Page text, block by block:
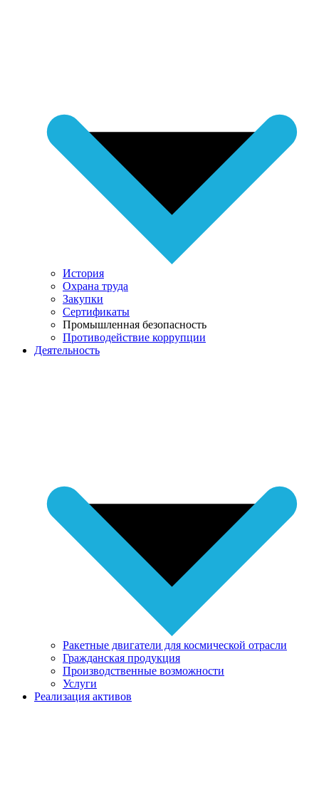
История
Охрана труда
Закупки
Сертификаты
Промышленная безопасность
Противодействие коррупции
Деятельность
Ракетные двигатели для космической отрасли
Гражданская продукция
Производственные возможности
Услуги
Реализация активов